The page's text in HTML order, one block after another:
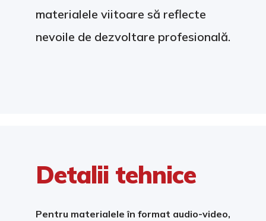
materialele viitoare să reflecte
nevoile de dezvoltare profesională.
Detalii tehnice
Pentru materialele în format audio-video,